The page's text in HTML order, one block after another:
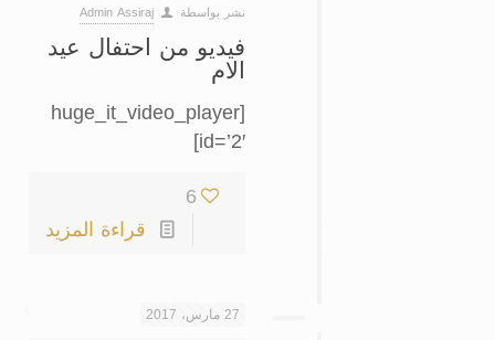
نشر بواسطة Admin Assiraj
فيديو من احتفال عيد
الام
[huge_it_video_player
id=’2′]
6
قراءة المزيد
27 مارس، 2017